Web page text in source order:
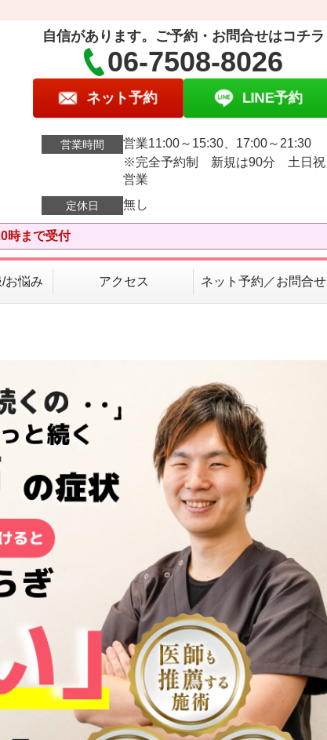
自信があります。ご予約・お問合せはコチラ
06-7508-8026
ネット予約 LINE予約
営業時間
営業11:00～15:30、17:00～21:30
※完全予約制 新規は90分 土日祝
営業
定休日 無し
時まで受付
お悩み アクセス ネット予約／お問合せ